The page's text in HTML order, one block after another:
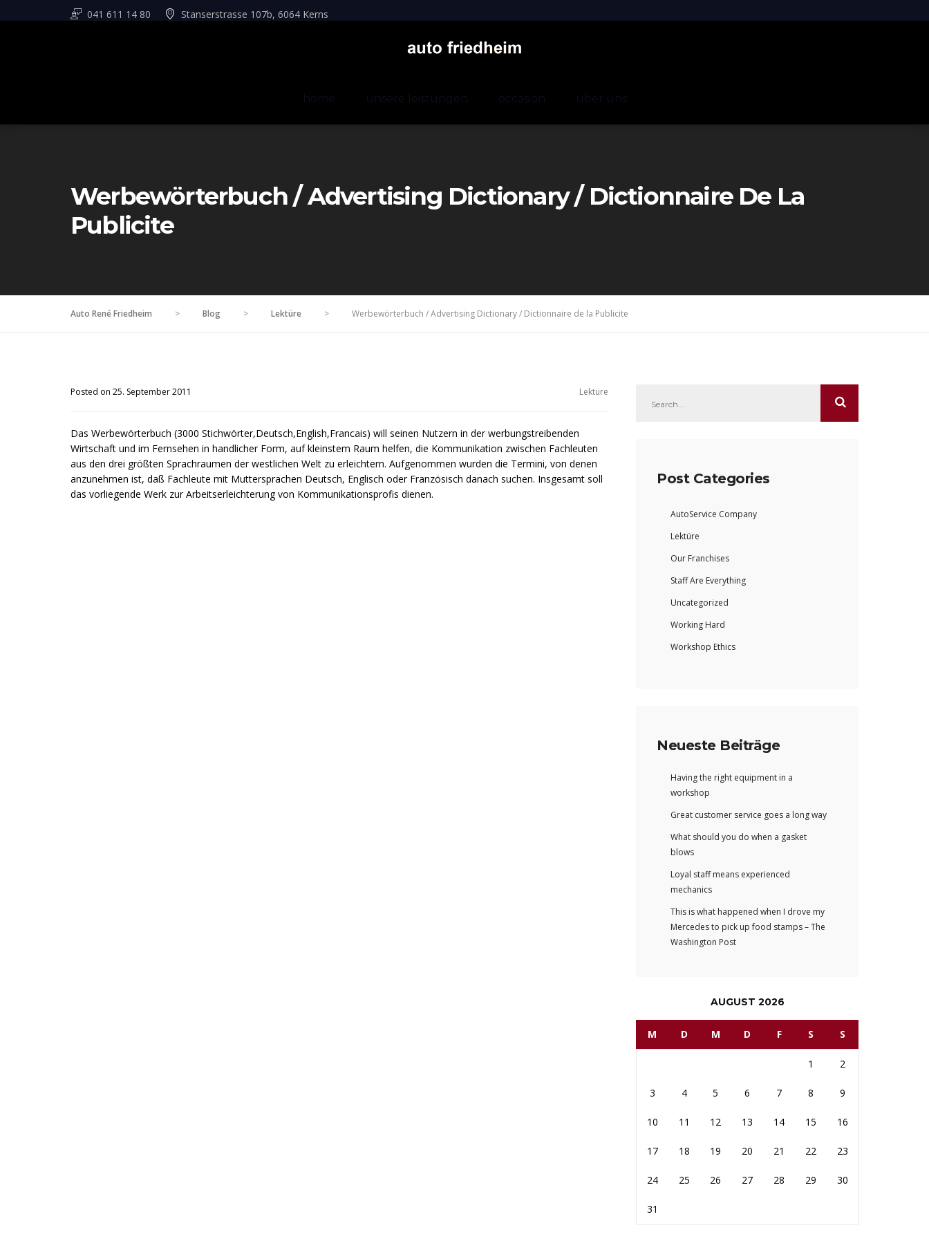
041 611 14 80 Stanserstrasse 107b, 6064 Kerns
home unsere leistungen occasion über uns
Werbewörterbuch / Advertising Dictionary / Dictionnaire De La
Publicite
Auto René Friedheim > Blog > Lektüre > Werbewörterbuch / Advertising Dictionary / Dictionnaire de la Publicite
Posted on 25. September 2011 Lektüre
Das Werbewörterbuch (3000 Stichwörter,Deutsch,English,Francais) will seinen Nutzern in der werbungstreibenden
Wirtschaft und im Fernsehen in handlicher Form, auf kleinstem Raum helfen, die Kommunikation zwischen Fachleuten
aus den drei größten Sprachraumen der westlichen Welt zu erleichtern. Aufgenommen wurden die Termini, von denen
anzunehmen ist, daß Fachleute mit Muttersprachen Deutsch, Englisch oder Französisch danach suchen. Insgesamt soll
das vorliegende Werk zur Arbeitserleichterung von Kommunikationsprofis dienen.
Post Categories
AutoService Company
Lektüre
Our Franchises
Staff Are Everything
Uncategorized
Working Hard
Workshop Ethics
Neueste Beiträge
Having the right equipment in a
workshop
Great customer service goes a long way
What should you do when a gasket
blows
Loyal staff means experienced
mechanics
This is what happened when I drove my
Mercedes to pick up food stamps – The
Washington Post
AUGUST 2026
M D M D F S S
1 2
3 4 5 6 7 8 9
10 11 12 13 14 15 16
17 18 19 20 21 22 23
24 25 26 27 28 29 30
31